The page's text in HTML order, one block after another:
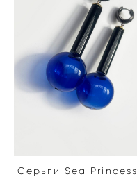
Серьги Sea Princess